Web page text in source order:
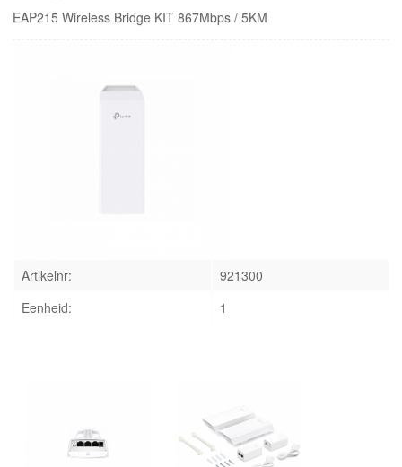
RMA
EAP215 Wireless Bridge KIT 867Mbps / 5KM
Artikelnr:
921300
Eenheid:
1